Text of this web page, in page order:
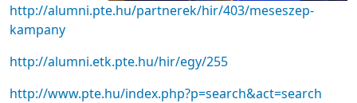
http://alumni.pte.hu/partnerek/hir/403/meseszep-
kampany
http://alumni.etk.pte.hu/hir/egy/255
http://www.pte.hu/index.php?p=search&act=search